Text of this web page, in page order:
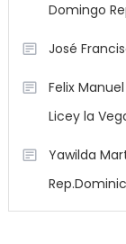
Domingo
José
Felix
Licey la
Yawilda